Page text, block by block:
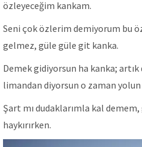
özleyeceğim kankam.
Seni çok özlerim demiyorum bu
gelmez, güle güle git kanka.
Demek gidiyorsun ha kanka;
limandan diyorsun o zaman
Şart mı dudaklarımla kal demem,
haykırırken.